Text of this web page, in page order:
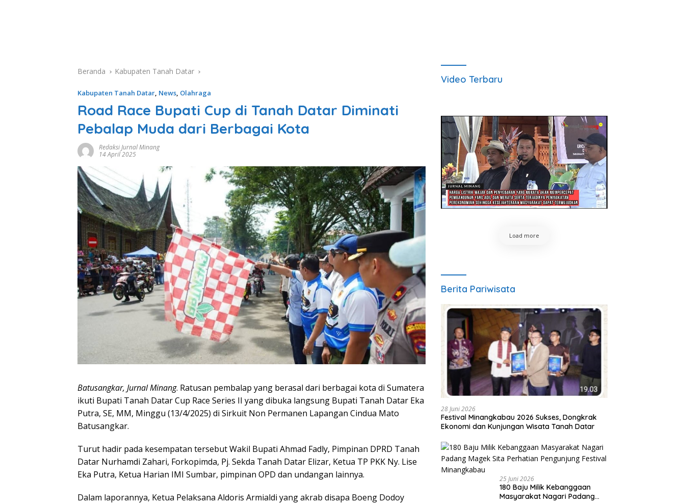
Beranda Kabupaten Tanah Datar
Kabupaten Tanah Datar, News, Olahraga
Road Race Bupati Cup di Tanah Datar Diminati
Pebalap Muda dari Berbagai Kota
Redaksi Jurnal Minang
14 April 2025
Batusangkar, Jurnal Minang. Ratusan pembalap yang berasal dari berbagai kota di Sumatera
ikuti Bupati Tanah Datar Cup Race Series II yang dibuka langsung Bupati Tanah Datar Eka
Putra, SE, MM, Minggu (13/4/2025) di Sirkuit Non Permanen Lapangan Cindua Mato
Batusangkar.
Turut hadir pada kesempatan tersebut Wakil Bupati Ahmad Fadly, Pimpinan DPRD Tanah
Datar Nurhamdi Zahari, Forkopimda, Pj. Sekda Tanah Datar Elizar, Ketua TP PKK Ny. Lise
Eka Putra, Ketua Harian IMI Sumbar, pimpinan OPD dan undangan lainnya.
Dalam laporannya, Ketua Pelaksana Aldoris Armialdi yang akrab disapa Boeng Dodoy
Video Terbaru
Load more
Berita Pariwisata
28 Juni 2026
Festival Minangkabau 2026 Sukses, Dongkrak
Ekonomi dan Kunjungan Wisata Tanah Datar
25 Juni 2026
180 Baju Milik Kebanggaan
Masyarakat Nagari Padang